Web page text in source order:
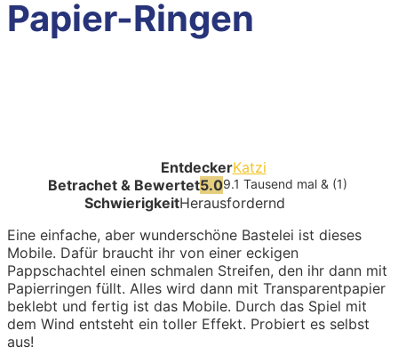
Papier-Ringen
EntdeckerKatzi
Betrachet & Bewertet5.09.1 Tausend mal & (1)
SchwierigkeitHerausfordernd
Eine einfache, aber wunderschöne Bastelei ist dieses
Mobile. Dafür braucht ihr von einer eckigen
Pappschachtel einen schmalen Streifen, den ihr dann mit
Papierringen füllt. Alles wird dann mit Transparentpapier
beklebt und fertig ist das Mobile. Durch das Spiel mit
dem Wind entsteht ein toller Effekt. Probiert es selbst
aus!